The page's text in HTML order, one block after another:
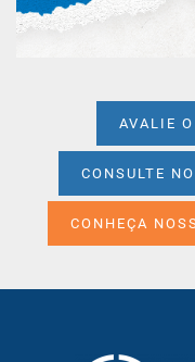
AVALIE
CONSULTE
CONHEÇA